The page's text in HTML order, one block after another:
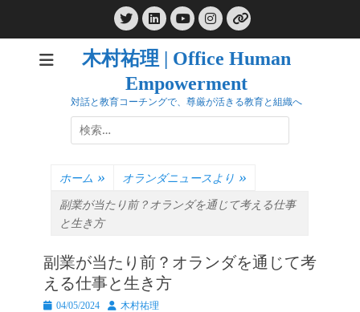
TwitterLinkedIn
YouTube
Instagram
リ
ン
ク
木村祐理 | Office Human
Empowerment
対話と教育コーチングで、尊厳が活きる教育と組織へ
検
索:
ホーム » オランダニュースより »
副業が当たり前？オランダを通じて考える仕事
と生き方
副業が当たり前？オランダを通じて考
える仕事と生き方
投 04/05/2024
投 木村祐理